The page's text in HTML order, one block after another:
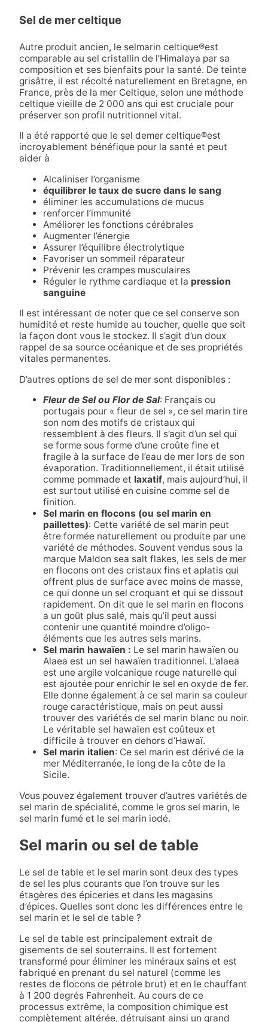
Sel de mer celtique
Autre produit ancien, le selmarin celtique®est
comparable au sel cristallin de l’Himalaya par sa
composition et ses bienfaits pour la santé. De teinte
grisâtre, il est récolté naturellement en Bretagne, en
France, près de la mer Celtique, selon une méthode
celtique vieille de 2 000 ans qui est cruciale pour
préserver son profil nutritionnel vital.
Il a été rapporté que le sel demer celtique®est
incroyablement bénéfique pour la santé et peut
aider à
Alcaliniser l’organisme
équilibrer le taux de sucre dans le sang
éliminer les accumulations de mucus
renforcer l’immunité
Améliorer les fonctions cérébrales
Augmenter l’énergie
Assurer l’équilibre électrolytique
Favoriser un sommeil réparateur
Prévenir les crampes musculaires
Réguler le rythme cardiaque et la pression
sanguine
Il est intéressant de noter que ce sel conserve son
humidité et reste humide au toucher, quelle que soit
la façon dont vous le stockez. Il s’agit d’un doux
rappel de sa source océanique et de ses propriétés
vitales permanentes.
D’autres options de sel de mer sont disponibles :
Fleur de Sel ou Flor de Sal: Français ou
portugais pour « fleur de sel », ce sel marin tire
son nom des motifs de cristaux qui
ressemblent à des fleurs. Il s’agit d’un sel qui
se forme sous forme d’une croûte fine et
fragile à la surface de l’eau de mer lors de son
évaporation. Traditionnellement, il était utilisé
comme pommade et laxatif, mais aujourd’hui, il
est surtout utilisé en cuisine comme sel de
finition.
Sel marin en flocons (ou sel marin en
paillettes): Cette variété de sel marin peut
être formée naturellement ou produite par une
variété de méthodes. Souvent vendus sous la
marque Maldon sea salt flakes, les sels de mer
en flocons ont des cristaux fins et aplatis qui
offrent plus de surface avec moins de masse,
ce qui donne un sel croquant et qui se dissout
rapidement. On dit que le sel marin en flocons
a un goût plus salé, mais qu’il peut aussi
contenir une quantité moindre d’oligo-
éléments que les autres sels marins.
Sel marin hawaïen : Le sel marin hawaïen ou
Alaea est un sel hawaïen traditionnel. L’alaea
est une argile volcanique rouge naturelle qui
est ajoutée pour enrichir le sel en oxyde de fer.
Elle donne également à ce sel marin sa couleur
rouge caractéristique, mais on peut aussi
trouver des variétés de sel marin blanc ou noir.
Le véritable sel hawaïen est coûteux et
difficile à trouver en dehors d’Hawaï.
Sel marin italien: Ce sel marin est dérivé de la
mer Méditerranée, le long de la côte de la
Sicile.
Vous pouvez également trouver d’autres variétés de
sel marin de spécialité, comme le gros sel marin, le
sel marin fumé et le sel marin iodé.
Sel marin ou sel de table
Le sel de table et le sel marin sont deux des types
de sel les plus courants que l’on trouve sur les
étagères des épiceries et dans les magasins
d’épices. Quelles sont donc les différences entre le
sel marin et le sel de table ?
Le sel de table est principalement extrait de
gisements de sel souterrains. Il est fortement
transformé pour éliminer les minéraux sains et est
fabriqué en prenant du sel naturel (comme les
restes de flocons de pétrole brut) et en le chauffant
à 1 200 degrés Fahrenheit. Au cours de ce
processus extrême, la composition chimique est
complètement altérée, détruisant ainsi un grand